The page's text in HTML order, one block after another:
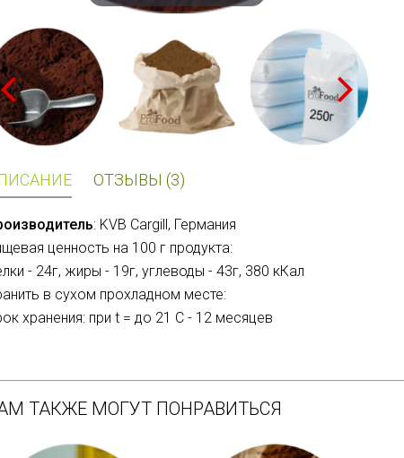
ОТЗЫВЫ (3)
: KVB Cargill, Германия
ценность на 100 г продукта:
- 24г, жиры - 19г, углеводы - 43г, 380 кКал
в сухом прохладном месте:
хранения: при t = до 21 C - 12 месяцев
ТАКЖЕ МОГУТ ПОНРАВИТЬСЯ